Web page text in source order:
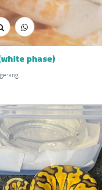
phase)